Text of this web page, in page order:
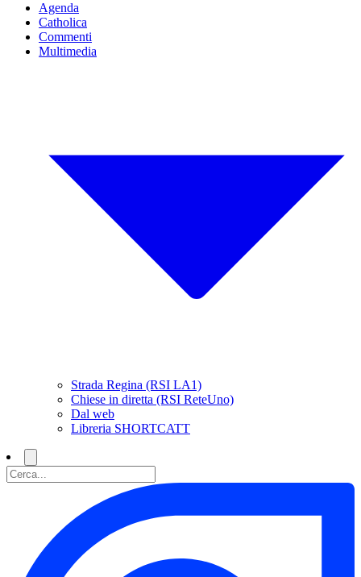
Agenda
Catholica
Commenti
Multimedia
Strada Regina (RSI LA1)
Chiese in diretta (RSI ReteUno)
Dal web
Libreria SHORTCATT